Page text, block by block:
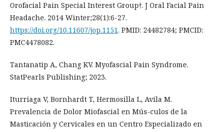
Orofacial Pain Special Interest Group†. J Oral Facial Pain
Headache. 2014 Winter;28(1):6-27.
https://doi.org/10.11607/jop.1151. PMID: 24482784; PMCID:
PMC4478082.
Tantanatip A, Chang KV. Myofascial Pain Syndrome.
StatPearls Publishing; 2023.
Iturriaga V, Bornhardt T, Hermosilla L, Avila M.
Prevalencia de Dolor Miofascial en Mús-culos de la
Masticación y Cervicales en un Centro Especializado en